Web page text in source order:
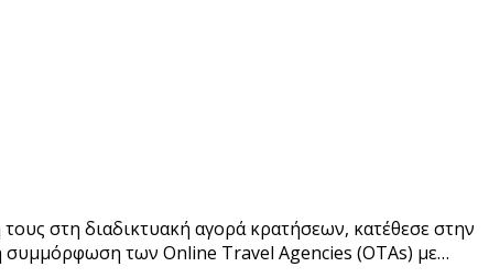
στη διαδικτυακή αγορά κρατήσεων, κατέθεσε στην
συμμόρφωση των Online Travel Agencies (OTAs) με…